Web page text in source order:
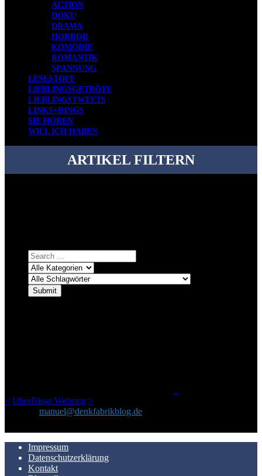
ACTION
DOKU
DRAMA
HORROR
KOMÖDIE
ROMANTIK
SPANNUNG
LESESTOFF
LIEBLINGSGETRÖTE
LIEBLINGSTWEETS
LINKS+DINGS
SIE HÖREN
WILL ICH HABEN
ARTIKEL FILTERN
< UberBlogr Webring >
manuel@denkfabrikblog.de
Impressum
Datenschutzerklärung
Kontakt